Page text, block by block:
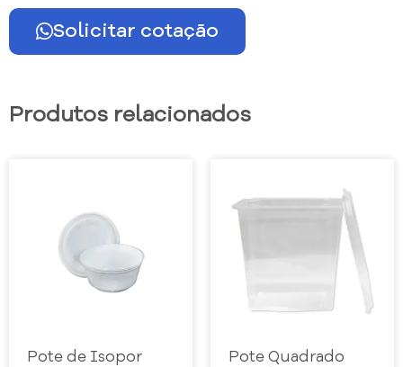
Solicitar cotação
Produtos relacionados
Pote de Isopor
Pote Quadrado